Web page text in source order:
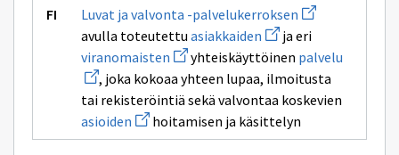
Luvat ja valvonta -palvelukerroksen Avaa
uuden
ikkunan
sivulle
Luvat
ja
valvonta
-
avulla toteutettu asiakkaiden Avaa
uuden
ikkunan
sivulle
asiakkaiden
ja eri
viranomaisten Avaa
uuden
ikkunan
sivulle
viranomaisten
yhteiskäyttöinen palvelu
, joka kokoaa yhteen lupaa, ilmoitusta
tai rekisteröintiä sekä valvontaa koskevien
asioiden Avaa
uuden
ikkunan
hoitamisen ja käsittelyn